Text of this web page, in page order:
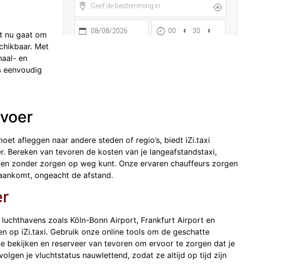
nu gaat om
Met
en
eenvoudig
afleggen naar andere steden of regio’s, biedt iZi.taxi
Bereken van tevoren de kosten van je langeafstandstaxi,
zonder zorgen op weg kunt. Onze ervaren chauffeurs zorgen
ongeacht de afstand.
zoals Köln-Bonn Airport, Frankfurt Airport en
op iZi.taxi. Gebruik onze online tools om de geschatte
bekijken en reserveer van tevoren om ervoor te zorgen dat je
je vluchtstatus nauwlettend, zodat ze altijd op tijd zijn